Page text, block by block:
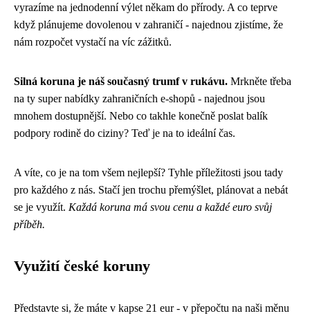
vyrazíme na jednodenní výlet někam do přírody. A co teprve
když plánujeme dovolenou v zahraničí - najednou zjistíme, že
nám rozpočet vystačí na víc zážitků.
Silná koruna je náš současný trumf v rukávu. Mrkněte třeba
na ty super nabídky zahraničních e-shopů - najednou jsou
mnohem dostupnější. Nebo co takhle konečně poslat balík
podpory rodině do ciziny? Teď je na to ideální čas.
A víte, co je na tom všem nejlepší? Tyhle příležitosti jsou tady
pro každého z nás. Stačí jen trochu přemýšlet, plánovat a nebát
se je využít. Každá koruna má svou cenu a každé euro svůj
příběh.
Využití české koruny
Představte si, že máte v kapse 21 eur - v přepočtu na naši měnu